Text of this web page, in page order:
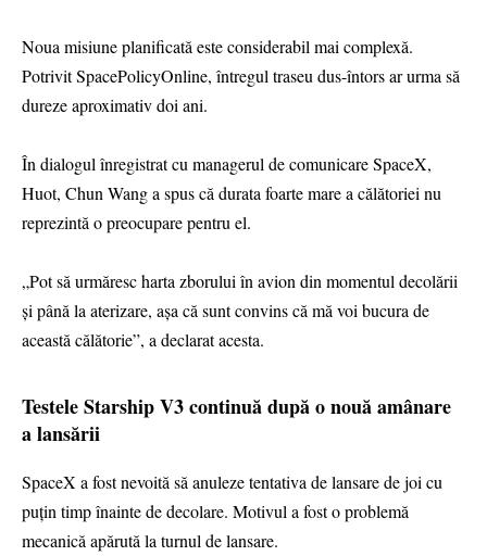
Noua misiune planificată este considerabil mai complexă.
Potrivit SpacePolicyOnline, întregul traseu dus-întors ar urma să
dureze aproximativ doi ani.
În dialogul înregistrat cu managerul de comunicare SpaceX,
Huot, Chun Wang a spus că durata foarte mare a călătoriei nu
reprezintă o preocupare pentru el.
„Pot să urmăresc harta zborului în avion din momentul decolării
și până la aterizare, așa că sunt convins că mă voi bucura de
această călătorie”, a declarat acesta.
Testele Starship V3 continuă după o nouă amânare
a lansării
SpaceX a fost nevoită să anuleze tentativa de lansare de joi cu
puțin timp înainte de decolare. Motivul a fost o problemă
mecanică apărută la turnul de lansare.